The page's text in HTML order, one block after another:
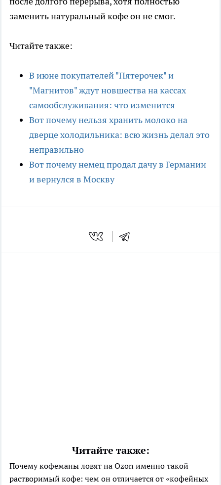
заменить натуральный кофе он не смог.
Читайте также:
В июне покупателей "Пятерочек" и
"Магнитов" ждут новшества на кассах
самообслуживания: что изменится
Вот почему нельзя хранить молоко на
дверце холодильника: всю жизнь делал это
неправильно
Вот почему немец продал дачу в Германии
и вернулся в Москву
Читайте также:
Почему кофеманы ловят на Ozon именно такой
растворимый кофе: чем он отличается от «кофейных